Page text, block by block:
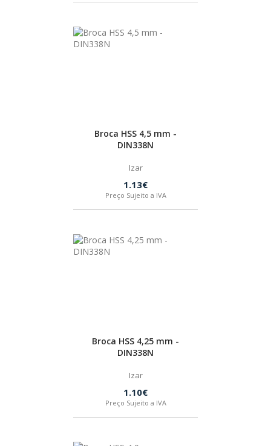
Broca HSS 4,5 mm -
DIN338N
Izar
1.13€
Preço Sujeito a IVA
Broca HSS 4,25 mm -
DIN338N
Izar
1.10€
Preço Sujeito a IVA